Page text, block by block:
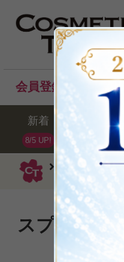
ダヴィネス
会員登録後のお買
新着
8/5 UP!
セー
スプレーす